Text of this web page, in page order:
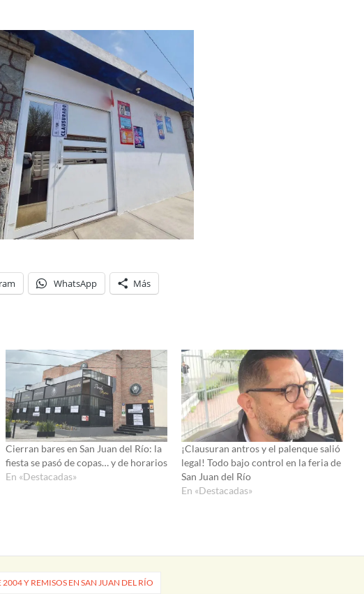
WhatsApp Más
Cierran bares en San Juan del Río: la
fiesta se pasó de copas… y de horarios
En «Destacadas»
¡Clausuran antros y el palenque salió
legal! Todo bajo control en la feria de
San Juan del Río
En «Destacadas»
Y REMISOS EN SAN JUAN DEL RÍO